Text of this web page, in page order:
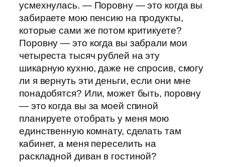
усмехнулась. — Поровну — это когда вы
забираете мою пенсию на продукты,
которые сами же потом критикуете?
Поровну — это когда вы забрали мои
четыреста тысяч рублей на эту
шикарную кухню, даже не спросив, смогу
ли я вернуть эти деньги, если они мне
понадобятся? Или, может быть, поровну
— это когда вы за моей спиной
планируете отобрать у меня мою
единственную комнату, сделать там
кабинет, а меня переселить на
раскладной диван в гостиной?